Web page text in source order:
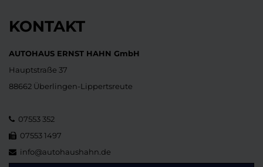
KONTAKT
AUTOHAUS ERNST HAHN GmbH
Hauptstraße 37
88662 Überlingen-Lippertsreute
07553 352
07553 1497
info@autohaushahn.de